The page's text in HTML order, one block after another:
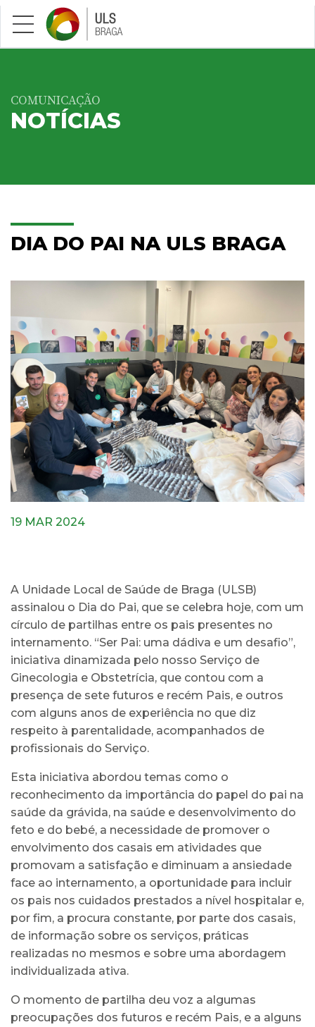
Saltar para conteúdo principal
COMUNICAÇÃO
NOTÍCIAS
DIA DO PAI NA ULS BRAGA
19 MAR 2024
A Unidade Local de Saúde de Braga (ULSB)
assinalou o Dia do Pai, que se celebra hoje, com um
círculo de partilhas entre os pais presentes no
internamento. “Ser Pai: uma dádiva e um desafio”,
iniciativa dinamizada pelo nosso Serviço de
Ginecologia e Obstetrícia, que contou com a
presença de sete futuros e recém Pais, e outros
com alguns anos de experiência no que diz
respeito à parentalidade, acompanhados de
profissionais do Serviço.
Esta iniciativa abordou temas como o
reconhecimento da importância do papel do pai na
saúde da grávida, na saúde e desenvolvimento do
feto e do bebé, a necessidade de promover o
envolvimento dos casais em atividades que
promovam a satisfação e diminuam a ansiedade
face ao internamento, a oportunidade para incluir
os pais nos cuidados prestados a nível hospitalar e,
por fim, a procura constante, por parte dos casais,
de informação sobre os serviços, práticas
realizadas no mesmos e sobre uma abordagem
individualizada ativa.
O momento de partilha deu voz a algumas
preocupações dos futuros e recém Pais, e a alguns